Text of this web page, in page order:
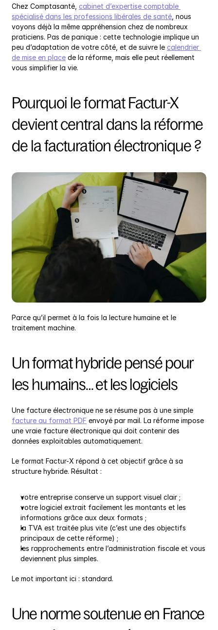
Chez Comptasanté, cabinet d’expertise comptable
spécialisé dans les professions libérales de santé , nous
voyons déjà la même appréhension chez de nombreux
praticiens. Pas de panique : cette technologie implique un
peu d’adaptation de votre côté, et de suivre le calendrier
de mise en place de la réforme, mais elle peut réellement
vous simplifier la vie.
Pourquoi le format Factur-X
devient central dans la réforme
de la facturation électronique ?
Parce qu’il permet à la fois la lecture humaine et le
traitement machine.
Un format hybride pensé pour
les humains… et les logiciels
facture au format PDF envoyé par mail. La réforme impose
une vraie facture électronique qui doit contenir des
données exploitables automatiquement.
Le format Factur-X répond à cet objectif grâce à sa
structure hybride. Résultat :
votre entreprise conserve un support visuel clair ;
votre logiciel extrait facilement les montants et les
informations grâce aux deux formats ;
la TVA est traitée plus vite (c’est une des objectifs
principaux de cette réforme) ;
les rapprochements entre l’administration fiscale et vous
deviennent plus simples.
Le mot important ici : standard.
Une norme soutenue en France